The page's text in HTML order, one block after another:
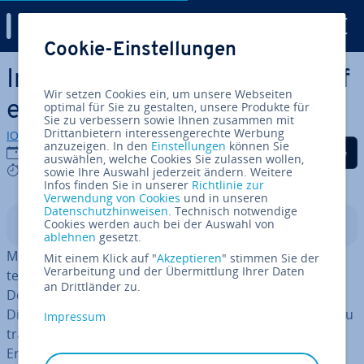
Zum Haupt­in­halt springen
In­stal­la­ti­on von MongoDB auf
einem Linux-Server
IONOS Redaktion
23.06.2021
3 mins
Auf Facebook teilen
Auf Twitter teilen
Auf LinkedIn
In­halts­ver­zeich­nis
MongoDB ist eine kos­ten­lo­se, Open-Source-Do­ku­men­
ten-ori­en­tier­te Datenbank, die Daten in JSON-ähnlichen
Do­ku­men­ten mit einem flexiblen Schema speichert.
Diese "NoSQL"-Datenbank ist eine beliebte Al­ter­na­ti­ve zu
tra­di­tio­nel­len re­la­tio­na­len Da­ten­ban­ken wie
Erfahren Sie, wie Sie MongoDB auf einem Cloud Server
Cookie-Einstellungen
Wir setzen Cookies ein, um unsere Webseiten
optimal für Sie zu gestalten, unsere Produkte für
Sie zu verbessern sowie Ihnen zusammen mit
Drittanbietern interessengerechte Werbung
anzuzeigen. In den Einstellungen können Sie
auswählen, welche Cookies Sie zulassen wollen,
sowie Ihre Auswahl jederzeit ändern. Weitere
Infos finden Sie in unserer Richtlinie zur
Verwendung von Cookies und in unseren
Datenschutzhinweisen. Technisch notwendige
Cookies werden auch bei der Auswahl von
ablehnen gesetzt.
Mit einem Klick auf "Akzeptieren" stimmen Sie der
Verarbeitung und der Übermittlung Ihrer Daten
an Drittländer zu.
Impressum